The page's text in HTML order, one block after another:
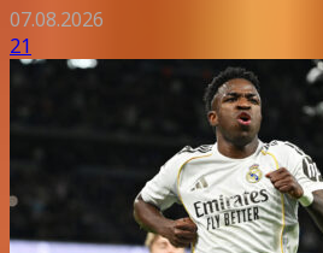
07.08.2026
21